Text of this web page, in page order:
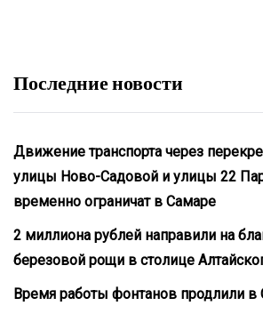
Последние новости
Движение транспорта через
улицы Ново-Садовой и улицы 22
временно ограничат в Самаре
2 миллиона рублей направили на
березовой рощи в столице
Время работы фонтанов продлили в